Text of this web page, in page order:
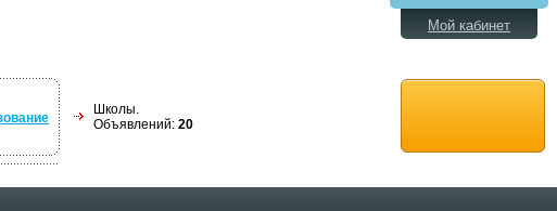
Школы.
Объявлений: 20
Мой кабинет